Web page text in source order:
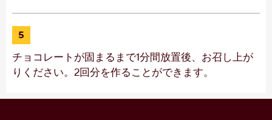
5
チョコレートが固まるまで1分間放置後、お召し上が
りください。2回分を作ることができます。